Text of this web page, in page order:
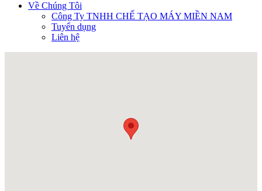
Về Chúng Tôi
Công Ty TNHH CHẾ TẠO MÁY MIỀN NAM
Tuyển dụng
Liên hệ